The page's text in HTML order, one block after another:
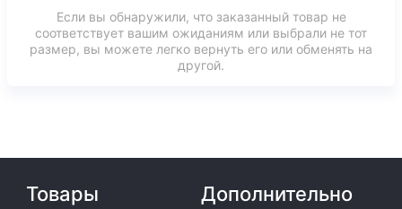
Если вы обнаружили, что заказанный товар не
соответствует вашим ожиданиям или выбрали не тот
размер, вы можете легко вернуть его или обменять на
другой.
Товары Дополнительно